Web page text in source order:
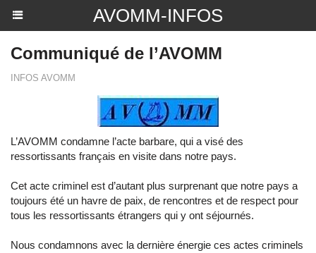
AVOMM-INFOS
Communiqué de l’AVOMM
INFOS AVOMM
L’AVOMM condamne l’acte barbare, qui a visé des
ressortissants français en visite dans notre pays.
Cet acte criminel est d’autant plus surprenant que notre pays a
toujours été un havre de paix, de rencontres et de respect pour
tous les ressortissants étrangers qui y ont séjournés.
Nous condamnons avec la dernière énergie ces actes criminels